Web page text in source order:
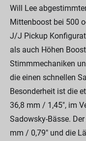
Will Lee
Mittenboost bei 500
J/J Pickup
als auch Höhen
Stimmmechaniken
die einen schnellen
Besonderheit ist die
36,8 mm / 1,45", im
Sadowsky-Bässe.
mm / 0,79" und die